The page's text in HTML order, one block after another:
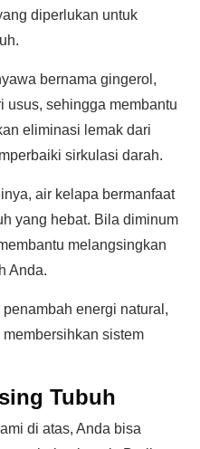
diperlukan untuk
bernama gingerol,
usus, sehingga membantu
eliminasi lemak dari
sirkulasi darah.
air kelapa bermanfaat
yang hebat. Bila diminum
melangsingkan
Anda.
energi natural,
sistem
Tubuh
di atas, Anda bisa